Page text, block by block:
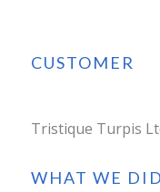
CUSTOMER
Tristique Turpis
WHAT WE DID